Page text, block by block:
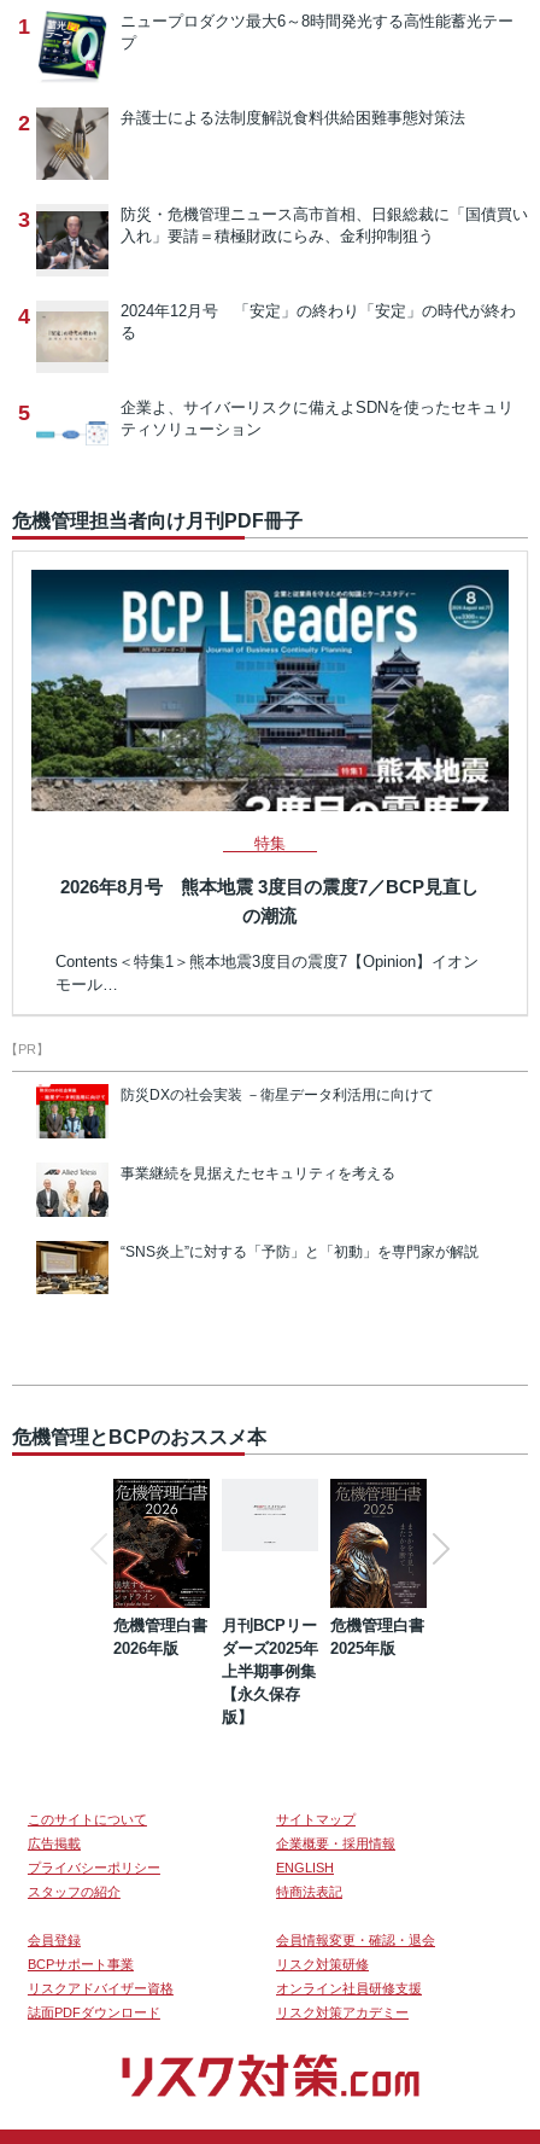
1 ニュープロダクツ最大6～8時間発光する高性能蓄光テー
プ
2 弁護士による法制度解説食料供給困難事態対策法
3 防災・危機管理ニュース高市首相、日銀総裁に「国債買い
入れ」要請＝積極財政にらみ、金利抑制狙う
4 2024年12月号 「安定」の終わり
「安定」の時代が終わ
る
5 企業よ、サイバーリスクに備えよ SDNを使ったセキュリ
ティソリューション
危機管理担当者向け月刊PDF冊子
特集
2026年8月号 熊本地震 3度目の震度7／BCP見直し
の潮流
Contents＜特集1＞熊本地震3度目の震度7【Opinion】イオン
モール…
【PR】
防災DXの社会実装 －衛星データ利活用に向けて
事業継続を見据えたセキュリティを考える
“SNS炎上”に対する「予防」と「初動」を専門家が解説
危機管理とBCPのおススメ本
危機管理白書
2026年版
月刊BCPリー
ダーズ2025年
上半期事例集
【永久保存
版】
危機管理白書
2025年版
このサイトについて
サイトマップ
広告掲載
企業概要・採用情報
プライバシーポリシー
ENGLISH
スタッフの紹介
特商法表記
会員登録
会員情報変更・確認・退会
BCPサポート事業
リスク対策研修
リスクアドバイザー資格
オンライン社員研修支援
誌面PDFダウンロード
リスク対策アカデミー